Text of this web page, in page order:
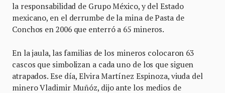
la responsabilidad de Grupo México, y del Estado
mexicano, en el derrumbe de la mina de Pasta de
Conchos en 2006 que enterró a 65 mineros.
En la jaula, las familias de los mineros colocaron 63
cascos que simbolizan a cada uno de los que siguen
atrapados. Ese día, Elvira Martínez Espinoza, viuda del
minero Vladimir Muñóz, dijo ante los medios de